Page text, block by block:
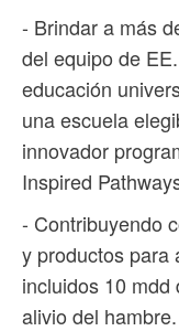
- Brindar a más
del equipo de
educación
una escuela
innovador
Inspired
- Contribuyendo
y productos para
incluidos 10
alivio del hambre.